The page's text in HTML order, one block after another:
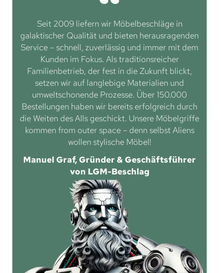
Seit 2009 liefern wir Möbelbeschläge in
galaktischer Qualität und bieten herausragenden
Service – schnell, zuverlässig und immer mit dem
Kunden im Fokus. Als traditionsreicher
Familienbetrieb, der fest in die Zukunft blickt,
setzen wir auf langlebige Materialien und
umweltschonende Prozesse. Über 150.000
Bestellungen haben wir bereits erfolgreich durch
die Weiten des Alls geschickt. Unsere Möbelgriffe
kommen from outer space – denn selbst Aliens
wollen stylische Möbel!
Manuel Graf, Gründer & Geschäftsführer
von LGM-Beschlag